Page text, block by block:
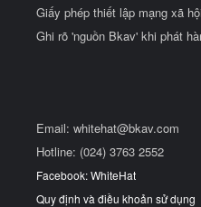
Giấy phép thiết lập mạng xã
Ghi rõ 'nguồn Bkav' khi phát
Email: whitehat@bkav.com
Hotline: (024) 3763 2552
Facebook: WhiteHat
Quy định và điều khoản sử dụng